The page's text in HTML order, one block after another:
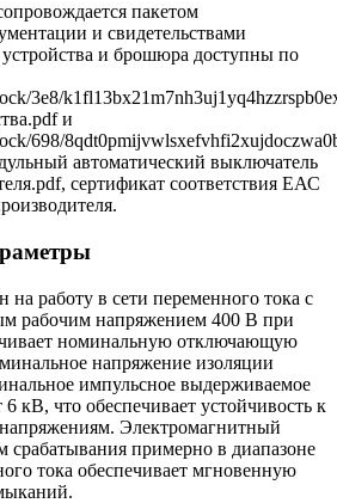
пакетом
и свидетельствами
устройства и брошюра доступны по
3e8/
и
698/
автоматический выключатель
сертификат соответствия ЕАС
на работу в сети переменного тока с
рабочим напряжением 400 В при
номинальную отключающую
напряжение изоляции
импульсное выдерживаемое
6 кВ, что обеспечивает устойчивость к
Электромагнитный
срабатывания примерно в диапазоне
тока обеспечивает мгновенную